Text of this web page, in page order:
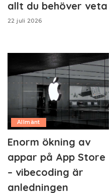
allt du behöver veta
22 juli 2026
Allmänt
Enorm ökning av
appar på App Store
– vibecoding är
anledningen